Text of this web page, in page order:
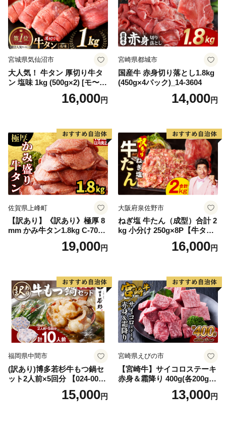
宮城県気仙沼市
大人気！ 牛タン 厚切り牛タ
ン 塩味 1kg (500g×2) [モ〜ラ
ンド 宮城県 気仙沼市 205646
60] 肉 牛肉 精肉 牛たん 牛タ
厚切り タン
16,000円
宮崎県都城市
国産牛 赤身切り落とし1.8kg
(450g×4パック)_14-3604
14,000円
佐賀県上峰町
【訳あり】《訳あり》極厚 8
mm かみ牛タン1.8kg C-709-
19,000円
大阪府泉佐野市
ねぎ塩 牛たん（成型）合計 2
kg 小分け 250g×8P【牛タン
牛肉 焼肉用 薄切り 訳あり サ
16,000円
福岡県中間市
(訳あり)博多若杉牛もつ鍋セ
ット2人前×5回分 【024-002
15,000円
宮崎県えびの市
【宮崎牛】サイコロステーキ
赤身＆霜降り 400g(各200g×
１P 計2P) 真空パック 冷凍
13,000円